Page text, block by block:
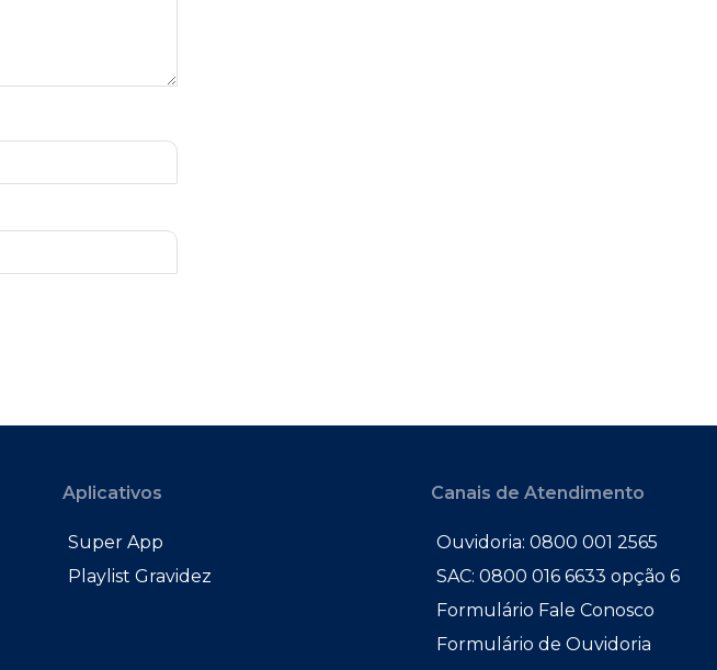
Aplicativos
Super App
Playlist Gravidez
Canais de Atendimento
Ouvidoria: 0800 001 2565
SAC: 0800 016 6633 opção 6
Formulário Fale Conosco
Formulário de Ouvidoria